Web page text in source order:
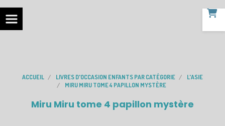
ACCUEIL LIVRES D'OCCASION ENFANTS PAR CATÉGORIE
L'ASIE
MIRU MIRU TOME 4 PAPILLON MYSTÈRE
Miru Miru tome 4 papillon mystère